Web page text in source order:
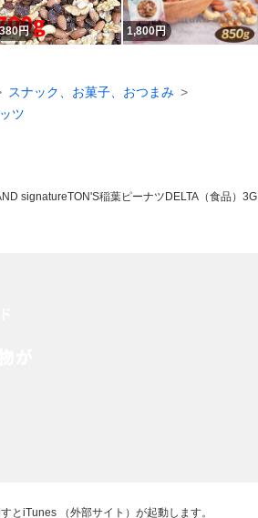
円 1,800円
スナック、お菓子、おつまみ
ツ
signatureTON'S稲葉ピーナツ DELTA（食品）
とiTunes （外部サイト）が起動します。